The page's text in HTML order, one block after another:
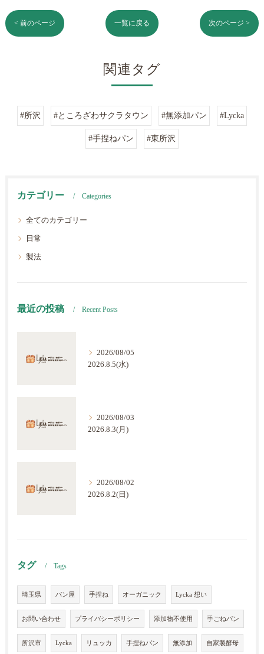
< 前のページ 一覧に戻る 次のページ >
関連タグ
#所沢 #ところざわサクラタウン #無添加パン #Lycka
#手捏ねパン #東所沢
カテゴリー Categories
全てのカテゴリー
日常
製法
最近の投稿 Recent Posts
2026/08/05
2026.8.5(水)
2026/08/03
2026.8.3(月)
2026/08/02
2026.8.2(日)
タグ Tags
埼玉県 パン屋 手捏ね オーガニック Lycka 想い
お問い合わせ プライバシーポリシー 添加物不使用 手ごねパン
所沢市 Lycka リュッカ 手捏ねパン 無添加 自家製酵母